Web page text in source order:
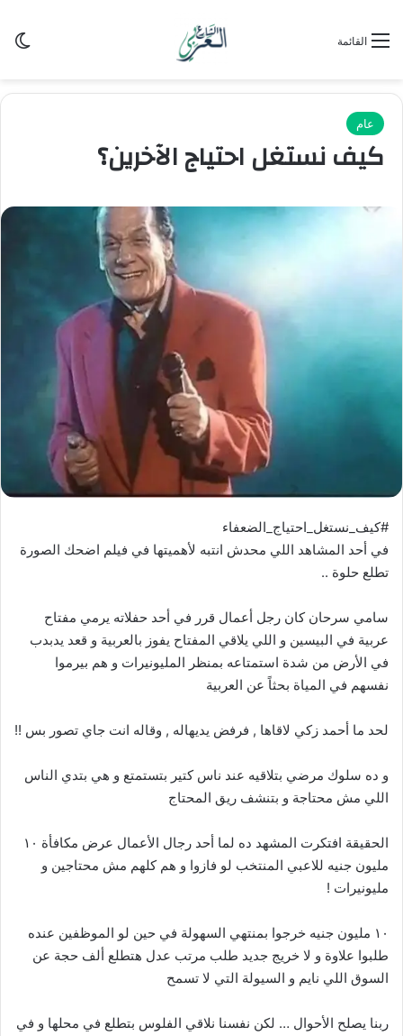
القائمة
عام
كيف نستغل احتياج الآخرين؟
#كيف_نستغل_احتياج_الضعفاء
في أحد المشاهد اللي محدش انتبه لأهميتها في فيلم اضحك الصورة
تطلع حلوة ..
سامي سرحان كان رجل أعمال قرر في أحد حفلاته يرمي مفتاح
عربية في البيسين و اللي يلاقي المفتاح يفوز بالعربية و قعد يدبدب
في الأرض من شدة استمتاعه بمنظر المليونيرات و هم بيرموا
نفسهم في المياة بحثاً عن العربية
لحد ما أحمد زكي لاقاها , فرفض يديهاله , وقاله انت جاي تصور بس !!
و ده سلوك مرضي بتلاقيه عند ناس كتير بتستمتع و هي بتدي الناس
اللي مش محتاجة و بتنشف ريق المحتاج
الحقيقة افتكرت المشهد ده لما أحد رجال الأعمال عرض مكافأة ١٠
مليون جنيه للاعبي المنتخب لو فازوا و هم كلهم مش محتاجين و
مليونيرات !
١٠ مليون جنيه خرجوا بمنتهي السهولة في حين لو الموظفين عنده
طلبوا علاوة و لا خريج جديد طلب مرتب عدل هتطلع ألف حجة عن
السوق اللي نايم و السيولة التي لا تسمح
ربنا يصلح الأحوال … لكن نفسنا نلاقي الفلوس بتطلع في محلها و في